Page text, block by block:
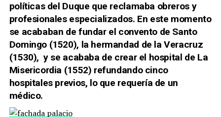
políticas del Duque que reclamaba obreros y
profesionales especializados. En este momento
se acababan de fundar el convento de Santo
Domingo (1520), la hermandad de la Veracruz
(1530), y se acababa de crear el hospital de La
Misericordia (1552) refundando cinco
hospitales previos, lo que requería de un
médico.